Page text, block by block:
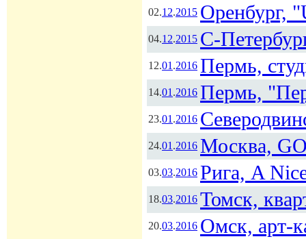
02.12.2015 Оренбург,
04.12.2015 С-
12.01.2016 Пермь,
14.01.2016 Пермь,
23.01.2016
24.01.2016 Москва,
03.03.2016 Рига, A
18.03.2016 Томск,
20.03.2016 Омск, арт-